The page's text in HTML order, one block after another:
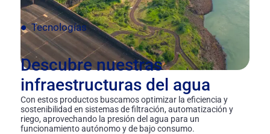
Tecnologías
Descubre nuestras
infraestructuras del agua
Con estos productos buscamos optimizar la eficiencia y
sostenibilidad en sistemas de filtración, automatización y
riego, aprovechando la presión del agua para un
funcionamiento autónomo y de bajo consumo.